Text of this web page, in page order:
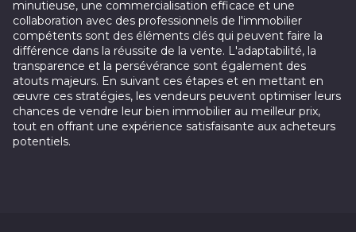
minutieuse, une commercialisation efficace et une
collaboration avec des professionnels de l'immobilier
compétents sont des éléments clés qui peuvent faire la
différence dans la réussite de la vente. L'adaptabilité, la
transparence et la persévérance sont également des
atouts majeurs. En suivant ces étapes et en mettant en
œuvre ces stratégies, les vendeurs peuvent optimiser leurs
chances de vendre leur bien immobilier au meilleur prix,
tout en offrant une expérience satisfaisante aux acheteurs
potentiels.